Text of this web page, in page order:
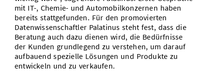
mit IT-, Chemie- und Automobilkonzernen haben
bereits stattgefunden. Für den promovierten
Datenwissenschaftler Palatinus steht fest, dass die
Beratung auch dazu dienen wird, die Bedürfnisse
der Kunden grundlegend zu verstehen, um darauf
aufbauend spezielle Lösungen und Produkte zu
entwickeln und zu verkaufen.